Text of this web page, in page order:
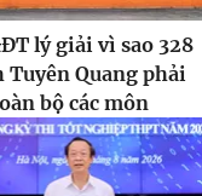
lý giải vì sao 328
Quang phải
bộ các môn